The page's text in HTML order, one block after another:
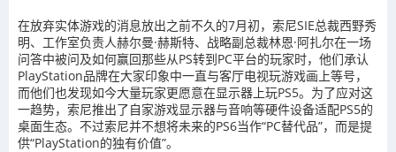
在放弃实体游戏的消息放出之前不久的7月初，索尼SIE总裁西野秀
明、工作室负责人赫尔曼·赫斯特、战略副总裁林恩·阿扎尔在一场
问答中被问及如何赢回那些从PS转到PC平台的玩家时，他们承认
PlayStation品牌在大家印象中一直与客厅电视玩游戏画上等号，
而他们也发现如今大量玩家更愿意在显示器上玩PS5。为了应对这
一趋势，索尼推出了自家游戏显示器与音响等硬件设备适配PS5的
桌面生态。不过索尼并不想将未来的PS6当作“PC替代品”，而是提
供“PlayStation的独有价值”。